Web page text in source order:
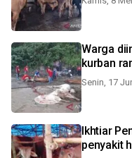
Warga
kurban
Senin, 17
Ikhtiar
penyakit